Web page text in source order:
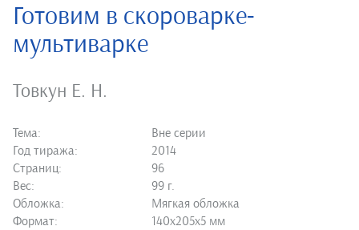
Готовим в скороварке-
мультиварке
Товкун Е. Н.
Тема:
Вне серии
Год тиража:
2014
Страниц:
96
Вес:
99 г.
Обложка:
Мягкая обложка
Формат:
140х205х5 мм